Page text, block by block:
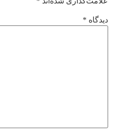
دیدگاه *